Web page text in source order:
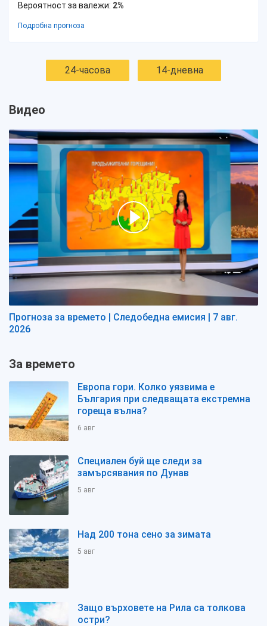
Вероятност за валежи: 2%
Подробна прогноза
24-часова 14-дневна
Видео
Прогноза за времето | Следобедна емисия | 7 авг.
2026
За времето
Европа гори. Колко уязвима е
България при следващата екстремна
гореща вълна?
6 авг
Специален буй ще следи за
замърсявания по Дунав
5 авг
Над 200 тона сено за зимата
5 авг
Защо върховете на Рила са толкова
остри?